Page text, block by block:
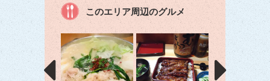
このエリア周辺のグルメ